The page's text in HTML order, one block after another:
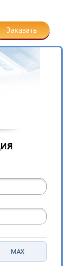
Заказать
MAX